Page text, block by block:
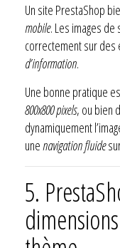
Un site PrestaShop
mobile. Les images
correctement sur des
d’information.
Une bonne pratique
800x800 pixels, ou bien
dynamiquement
une navigation fluide
5.